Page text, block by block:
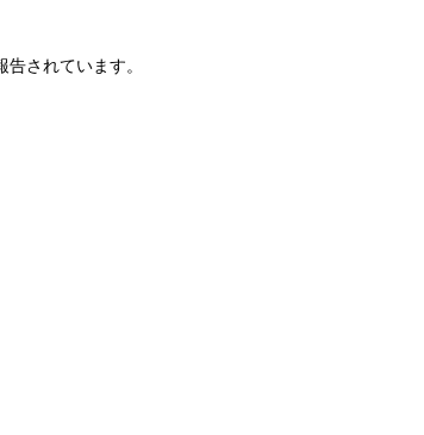
されています。